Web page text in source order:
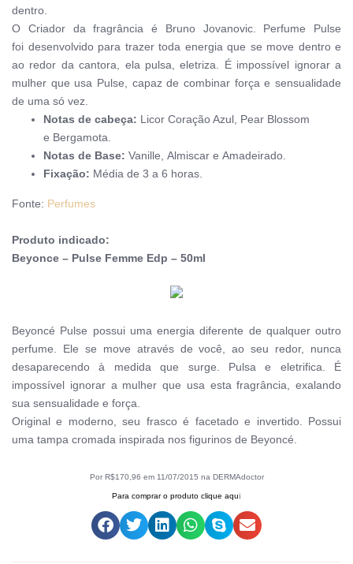
dentro.
O Criador da fragrância é Bruno Jovanovic. Perfume Pulse
foi desenvolvido para trazer toda energia que se move dentro e
ao redor da cantora, ela pulsa, eletriza. É impossível ignorar a
mulher que usa Pulse, capaz de combinar força e sensualidade
de uma só vez.
Notas de cabeça: Licor Coração Azul, Pear Blossom
e Bergamota.
Notas de Base: Vanille, Almiscar e Amadeirado.
Fixação: Média de 3 a 6 horas.
Fonte: Perfumes
Produto indicado:
Beyonce – Pulse Femme Edp – 50ml
Beyoncé Pulse possui uma energia diferente de qualquer outro
perfume. Ele se move através de você, ao seu redor, nunca
desaparecendo à medida que surge. Pulsa e eletrifica. É
impossível ignorar a mulher que usa esta fragrância, exalando
sua sensualidade e força.
Original e moderno, seu frasco é facetado e invertido. Possui
uma tampa cromada inspirada nos figurinos de Beyoncé.
Por R$170,96 em 11/07/2015 na DERMAdoctor
Para comprar o produto clique aqui